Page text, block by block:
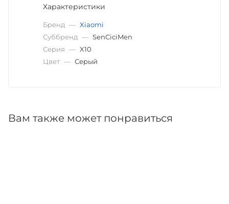
Характеристики
Бренд — Xiaomi
Суббренд — SenCiciMen
Серия — X10
Цвет — Серый
Вам также может понравиться